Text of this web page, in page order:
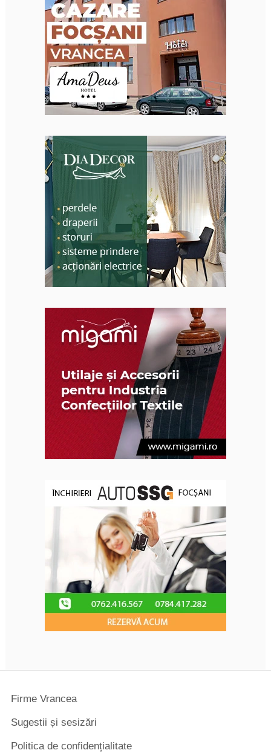
Firme Vrancea
Sugestii și sesizări
Politica de confidențialitate